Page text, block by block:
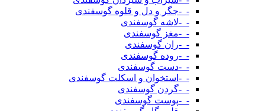
-_-جگر و دل و قلوه گوسفندی
-_-لاشه گوسفندی
-_-مغز گوسفندی
-_-ران گوسفندی
-_-روده گوسفندی
-_-دست گوسفندی
-_-استخوان و اسکلت گوسفندی
-_-گردن گوسفندی
-_-پوست گوسفندی